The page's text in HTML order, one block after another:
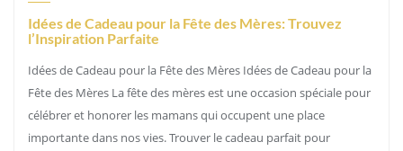
Idées de Cadeau pour la Fête des Mères: Trouvez
l’Inspiration Parfaite
Idées de Cadeau pour la Fête des Mères Idées de Cadeau pour la
Fête des Mères La fête des mères est une occasion spéciale pour
célébrer et honorer les mamans qui occupent une place
importante dans nos vies. Trouver le cadeau parfait pour